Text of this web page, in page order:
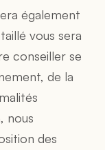
également
vous sera
conseiller se
de la
nous
des